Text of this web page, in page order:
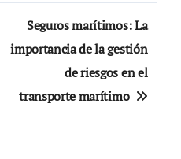
Seguros marítimos: La
importancia de la gestión
de riesgos en el
transporte marítimo